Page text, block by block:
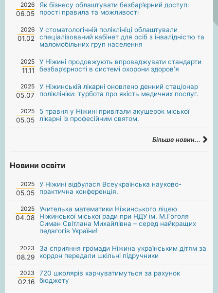
2026
06.05
Як бізнесу облаштувати безбар’єрний доступ:
прості правила та можливості
2026
01.02
У стоматологічній поліклініці облаштували
спеціалізований кабінет для осіб з інвалідністю та
маломобільних груп населення
2025
11.11
У Ніжині продовжують впроваджувати стандарти
безбар’єрності в системі охорони здоров’я
2025
05.07
У Ніжинській лікарні оновлено денний стаціонар
поліклініки: турбота про якість медичних послуг.
2025
05.05
5 травня у Ніжині привітали акушерок міської
лікарні із професійним святом.
Більше новин...
Новини освіти
2025
05.05
У Ніжині відбулася Всеукраїнська науково-
практична конференція.
2025
04.08
Учителька математики Ніжинського ліцею
Ніжинської міської ради при НДУ ім. М.Гоголя
Симан Світлана Михайлівна – серед найкращих
педагогів України!
2023
08.29
За сприяння громади Ніжина українським дітям за
кордон передали шкільні підручники
2023
02.16
720 школярів харчуватимуться за рахунок
бюджету